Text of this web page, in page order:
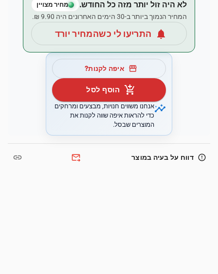
לא היה זול יותר מזה כל החודש. מחיר מצויין
המחיר הנמוך ביותר ב-30 הימים האחרונים היה ‏9.90 ‏₪.
notifications התריעו לי כשהמחיר יורד
storefront איפה לקנות?
add_shopping_cart הוסף לסל
insightsאנחנו משווים חנויות, מבצעים ומרחקים
כדי להראות איפה שווה לקנות את
המוצרים שבסל.
error_outline דווח על בעיה במוצר forward_to_inbox
link